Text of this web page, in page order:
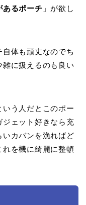
あるポーチ 」が欲し
体も頑丈なのでち
雑に扱えるのも良い
いう人だとこのポー
ェット好きなら充
カバンを漁ればど
れを機に綺麗に整頓